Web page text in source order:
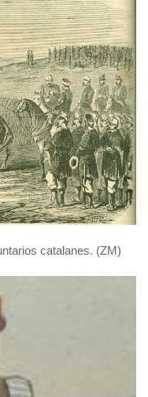
catalanes. (ZM)